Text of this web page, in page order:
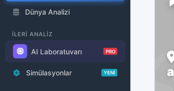
Dünya Analizi
İLERİ ANALİZ
AI Laboratuvarı PRO
Simülasyonlar YENİ